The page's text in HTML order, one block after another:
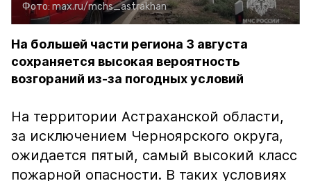
Фото: max.ru/mchs_astrakhan
На большей части региона 3 августа
сохраняется высокая вероятность
возгораний из-за погодных условий
На территории Астраханской области,
за исключением Черноярского округа,
ожидается пятый, самый высокий класс
пожарной опасности. В таких условиях